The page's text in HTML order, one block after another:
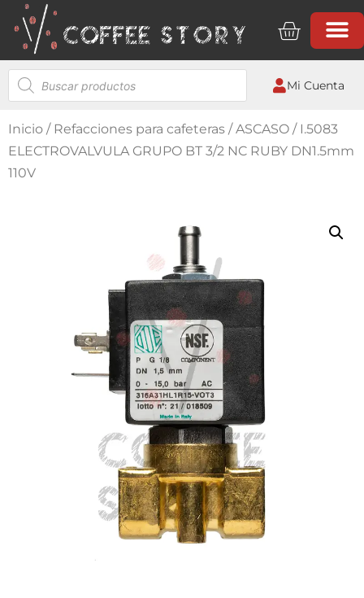
Mi Cuenta
Inicio / Refacciones para cafeteras /ASCASO / I.5083
ELECTROVALVULA GRUPO BT 3/2 NC RUBY DN1.5mm
110V